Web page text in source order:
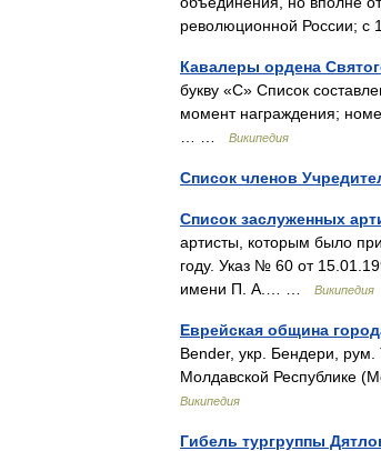
революционной России;
Кавалеры ордена
букву «С» Список
момент награждения;
Википедия
Список членов
Список заслуженных
артисты, которым было
году. Указ № 60 от
имени П. А.… …
Википедия
Еврейская община
Bender, укр. Бендери, рум.
Молдавской Республике
Википедия
Гибель тургруппы